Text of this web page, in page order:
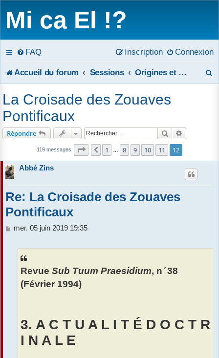
Mi ca El !?
FAQ Connexion
Inscription
Accueil du forum Sessions Origines et motivations des croisades
r
La Croisade des Zouaves
Pontificaux
Répondre Rechercher
119 messages Page 12 sur 12
Précédent
1 8 9 10 11 12
Abbé Zins
Re: La Croisade des Zouaves
Pontificaux
M
mer. 05 juin 2019 19:35
Revue Sub Tuum Praesidium, n ̊ 38
(Février 1994)
3. A C T U A L I T É D O C T R
I N A L E